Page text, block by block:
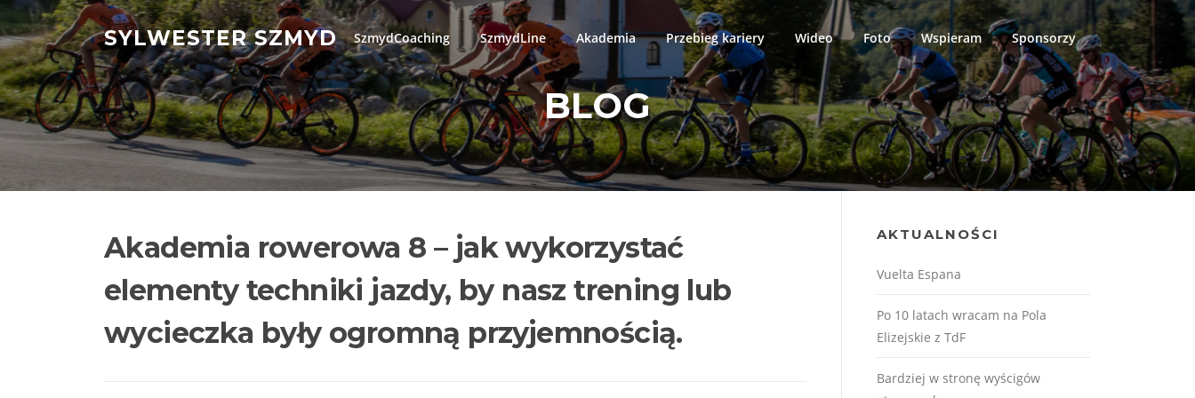
Przejdź
do
treści
SYLWESTER SZMYD SzmydCoaching SzmydLine Akademia Przebieg kariery Wideo Foto Wspieram Sponsorzy
BLOG
Akademia rowerowa 8 – jak wykorzystać
elementy techniki jazdy, by nasz trening lub
wycieczka były ogromną przyjemnością.
AKTUALNOŚCI
Vuelta Espana
Po 10 latach wracam na Pola
Elizejskie z TdF
Bardziej w stronę wyścigów